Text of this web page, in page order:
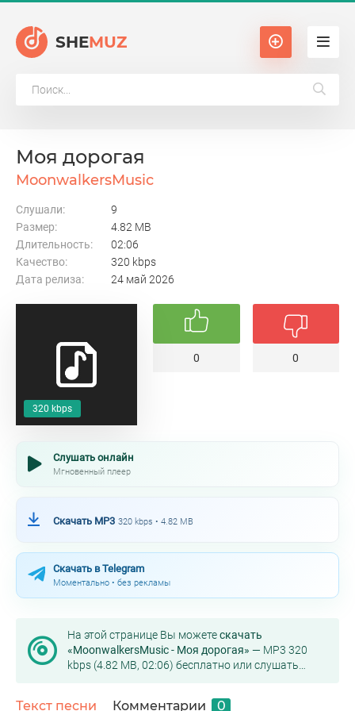
SHEMUZ
320 kbps
Моя дорогая
MoonwalkersMusic
Слушали:
9
Размер:
4.82 MB
Длительность:
02:06
Качество:
320 kbps
Дата релиза:
24 май 2026
0 0
Слушать онлайн
Мгновенный плеер
Скачать MP3 320 kbps • 4.82 MB
Скачать в Telegram
Моментально • без рекламы
На этой странице Вы можетескачать
«MoonwalkersMusic - Моя дорогая» — MP3 320
kbps (4.82 MB, 02:06) бесплатно или слушать
Текст песни Комментарии 0